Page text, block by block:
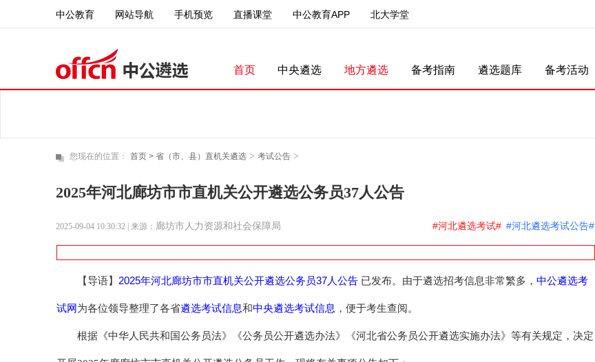
中公教育 网站导航 手机预览 直播课堂 中公教育APP 北大学堂
首页 中央遴选 地方遴选 备考指南 遴选题库 备考活动
您现在的位置： 首页 > 省（市、县）直机关遴选> 考试公告>
2025年河北廊坊市市直机关公开遴选公务员37人公告
2025-09-04 10:30:32| 来源： 廊坊市人力资源和社会保障局 #河北遴选考试# #河北遴选考试公告#
【导语】 2025年河北廊坊市市直机关公开遴选公务员37人公告已发布。由于遴选招考信息非常繁多， 中公遴选考
试网为各位领导整理了各省遴选考试信息和中央遴选考试信息 ，便于考生查阅。
根据《中华人民共和国公务员法》《公务员公开遴选办法》《河北省公务员公开遴选实施办法》等有关规定，决定